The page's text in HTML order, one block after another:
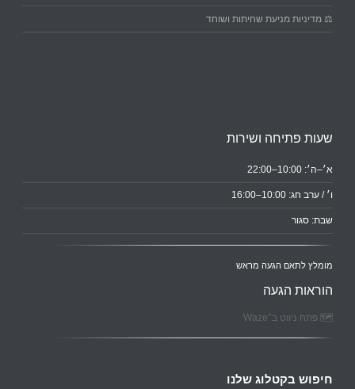
⚖️ מדיניות מניעת שחיתות ושוחד
שעות פתיחה ושירות
א׳–ה׳: 10:00–22:00
ו׳ / ערב חג: 10:00–16:00
שבת: סגור
מומלץ לתאם הגעה מראש
הוראות הגעה
🗺️ פתח ניווט ב־Waze
חיפוש בקטלוג שלנו